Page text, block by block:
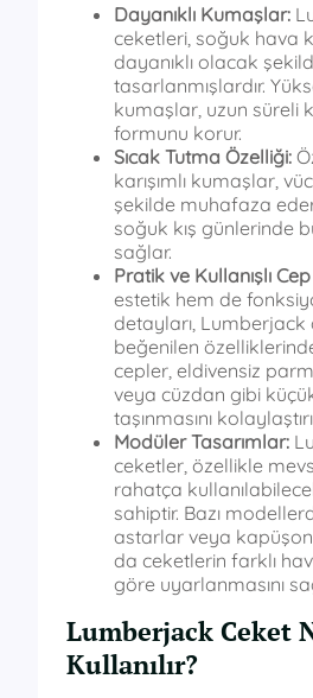
Dayanıklı Kumaşlar:
ceketleri, soğuk hava
dayanıklı olacak
tasarlanmışlardır.
kumaşlar, uzun süreli
formunu korur.
Sıcak Tutma Özelliği:
karışımlı kumaşlar,
şekilde muhafaza
soğuk kış günlerinde
sağlar.
Pratik ve Kullanışlı
estetik hem de
detayları, Lumberjack
beğenilen
cepler, eldivensiz
veya cüzdan gibi
taşınmasını
Modüler Tasarımlar:
ceketler, özellikle
rahatça
sahiptir. Bazı
astarlar veya
da ceketlerin farklı
göre uyarlanmasını
Lumberjack Ceket
Kullanılır?